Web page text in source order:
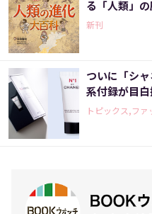
る「人類」
新刊
ついに「シ
系付録が目
トピックス,フ